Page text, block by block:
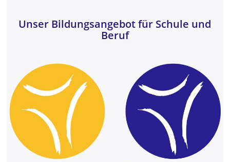
Unser Bildungsangebot für Schule und
Beruf